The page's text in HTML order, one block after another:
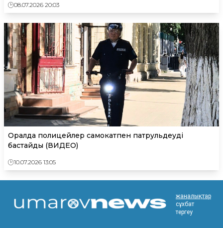
08.07.2026 20:03
Оралда полицейлер самокатпен патрульдеуді
бастайды (ВИДЕО)
10.07.2026 13:05
жаңалықтар
сұхбат
тергеу